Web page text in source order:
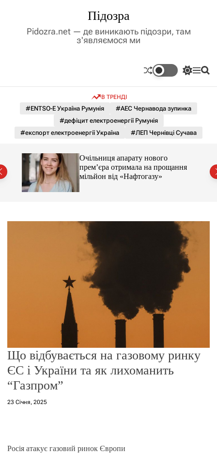
Підозра
Pidozra.net — де виникають підозри, там
з'являємося ми
П
м
и
а
л
ь
г
М П
В ТРЕНДІ
#ENTSO-E Україна Румунія
#АЕС Чернавода зупинка
#дефіцит електроенергії Румунія
#експорт електроенергії Україна
#ЛЕП Чернівці Сучава
за
Очільниця апарату нового
прем’єра отримала на прощання
мільйон від «Нафтогазу»
Що відбувається на газовому ринку
ЄС і України та як лихоманить
“Газпром”
23 Січня, 2025
Росія атакує газовий ринок Європи